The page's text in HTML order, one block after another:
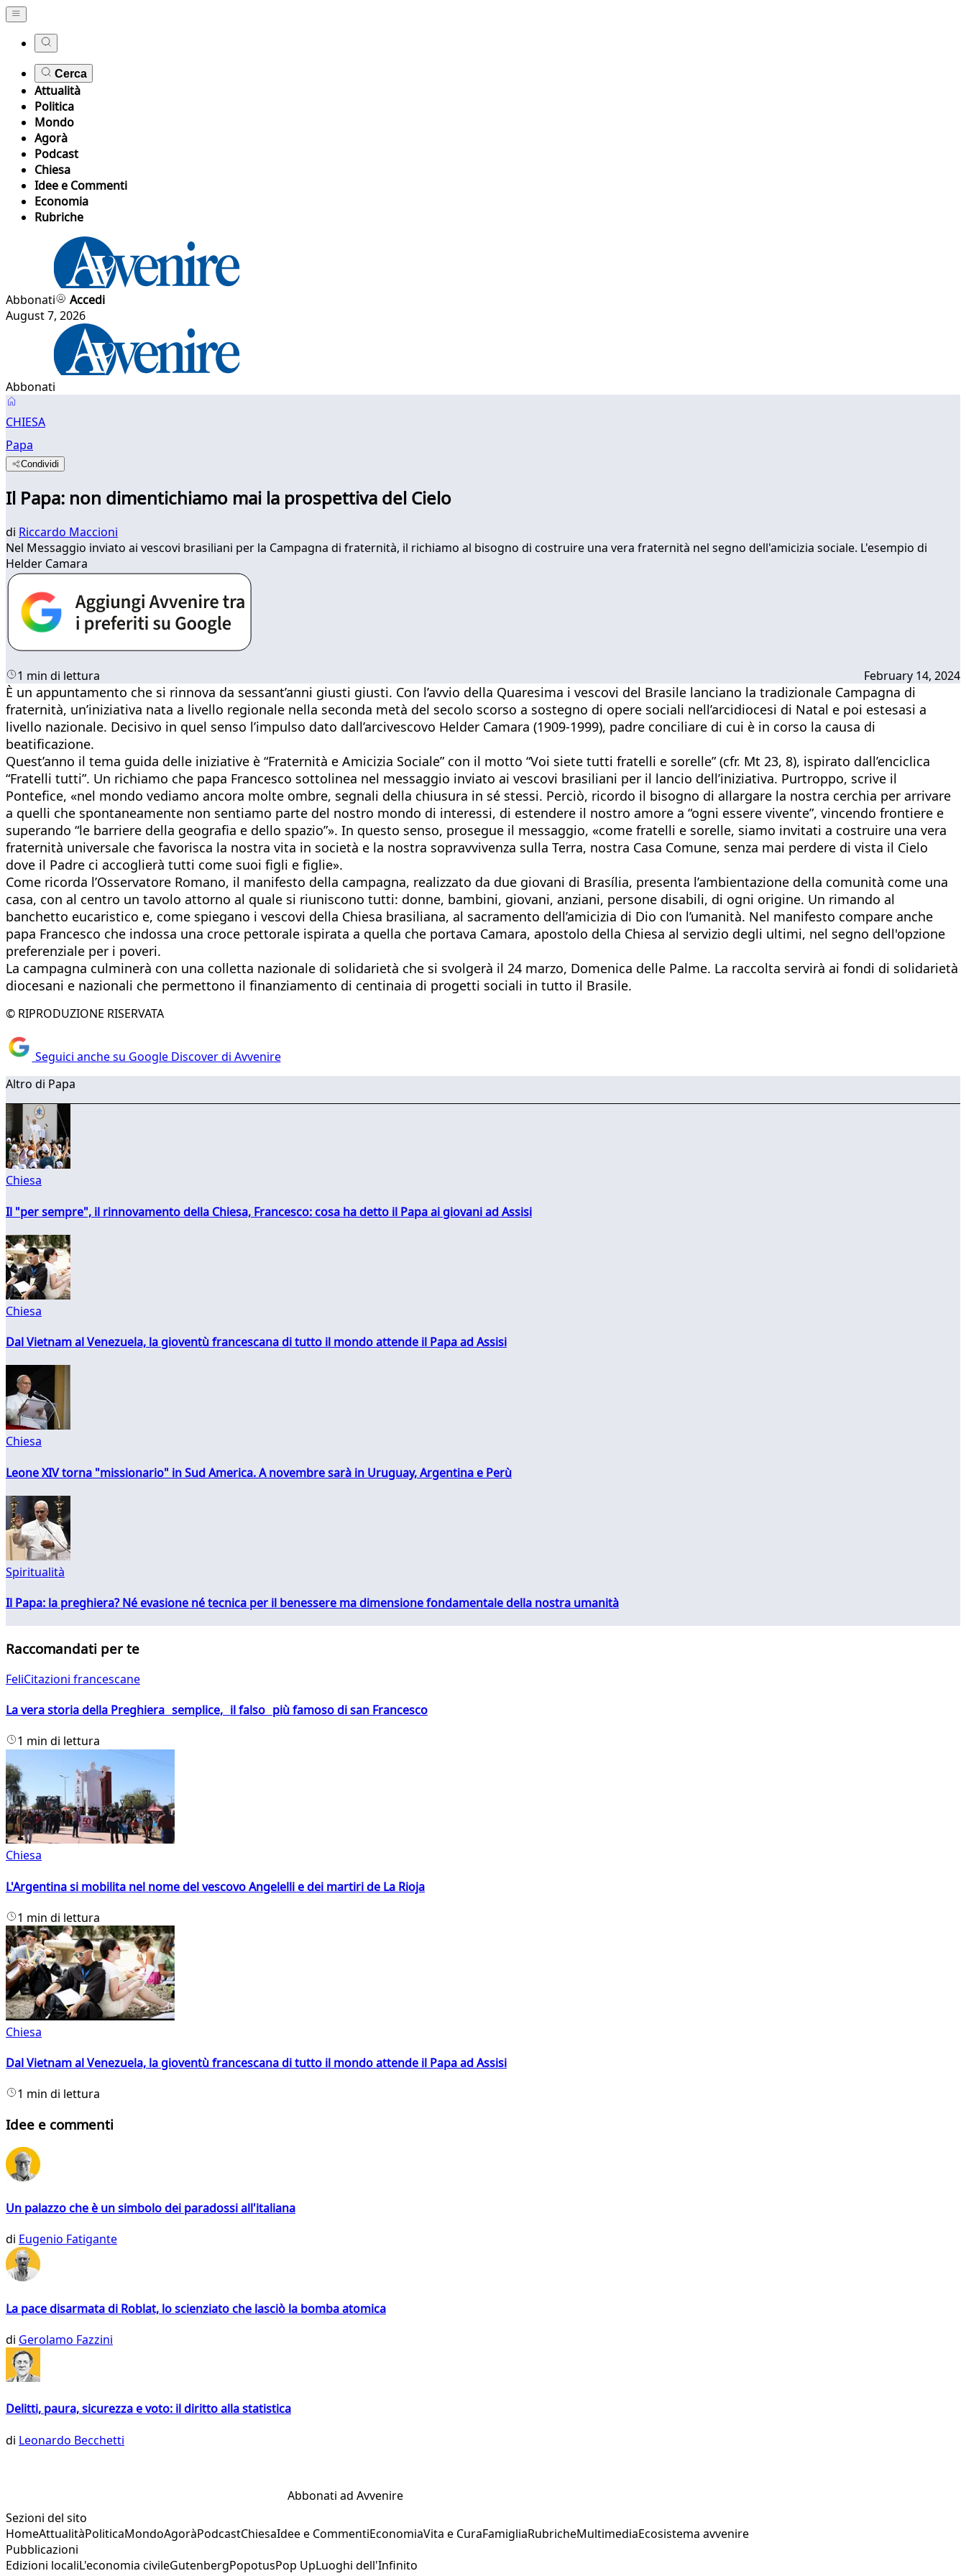
Cerca
Attualità
Politica
Mondo
Agorà
Podcast
Chiesa
Idee e Commenti
Economia
Rubriche
Abbonati
Accedi
August 7, 2026
Abbonati
CHIESA
Papa
Condividi
Il Papa: non dimentichiamo mai la prospettiva del Cielo
di Riccardo Maccioni
Nel Messaggio inviato ai vescovi brasiliani per la Campagna di fraternità, il richiamo al bisogno di costruire una vera fraternità nel segno dell'amicizia sociale. L'esempio di
Helder Camara
1 min di lettura February 14, 2024
È un appuntamento che si rinnova da sessant’anni giusti giusti. Con l’avvio della Quaresima i vescovi del Brasile lanciano la tradizionale Campagna di
fraternità, un’iniziativa nata a livello regionale nella seconda metà del secolo scorso a sostegno di opere sociali nell’arcidiocesi di Natal e poi estesasi a
livello nazionale. Decisivo in quel senso l’impulso dato dall’arcivescovo Helder Camara (1909-1999), padre conciliare di cui è in corso la causa di
beatificazione.
Quest’anno il tema guida delle iniziative è “Fraternità e Amicizia Sociale” con il motto “Voi siete tutti fratelli e sorelle” (cfr. Mt 23, 8), ispirato dall’enciclica
“Fratelli tutti”. Un richiamo che papa Francesco sottolinea nel messaggio inviato ai vescovi brasiliani per il lancio dell’iniziativa. Purtroppo, scrive il
Pontefice, «nel mondo vediamo ancora molte ombre, segnali della chiusura in sé stessi. Perciò, ricordo il bisogno di allargare la nostra cerchia per arrivare
a quelli che spontaneamente non sentiamo parte del nostro mondo di interessi, di estendere il nostro amore a “ogni essere vivente”, vincendo frontiere e
superando “le barriere della geografia e dello spazio”». In questo senso, prosegue il messaggio, «come fratelli e sorelle, siamo invitati a costruire una vera
fraternità universale che favorisca la nostra vita in società e la nostra sopravvivenza sulla Terra, nostra Casa Comune, senza mai perdere di vista il Cielo
dove il Padre ci accoglierà tutti come suoi figli e figlie».
Come ricorda l’Osservatore Romano, il manifesto della campagna, realizzato da due giovani di Brasília, presenta l’ambientazione della comunità come una
casa, con al centro un tavolo attorno al quale si riuniscono tutti: donne, bambini, giovani, anziani, persone disabili, di ogni origine. Un rimando al
banchetto eucaristico e, come spiegano i vescovi della Chiesa brasiliana, al sacramento dell’amicizia di Dio con l’umanità. Nel manifesto compare anche
papa Francesco che indossa una croce pettorale ispirata a quella che portava Camara, apostolo della Chiesa al servizio degli ultimi, nel segno dell'opzione
preferenziale per i poveri.
La campagna culminerà con una colletta nazionale di solidarietà che si svolgerà il 24 marzo, Domenica delle Palme. La raccolta servirà ai fondi di solidarietà
diocesani e nazionali che permettono il finanziamento di centinaia di progetti sociali in tutto il Brasile.
© RIPRODUZIONE RISERVATA
Seguici anche su Google Discover di Avvenire
Altro di Papa
Chiesa
Il "per sempre", il rinnovamento della Chiesa, Francesco: cosa ha detto il Papa ai giovani ad Assisi
Chiesa
Dal Vietnam al Venezuela, la gioventù francescana di tutto il mondo attende il Papa ad Assisi
Chiesa
Leone XIV torna "missionario" in Sud America. A novembre sarà in Uruguay, Argentina e Perù
Spiritualità
Il Papa: la preghiera? Né evasione né tecnica per il benessere ma dimensione fondamentale della nostra umanità
Raccomandati per te
FeliCitazioni francescane
La vera storia della Preghiera semplice, il falso più famoso di san Francesco
1 min di lettura
Chiesa
L'Argentina si mobilita nel nome del vescovo Angelelli e dei martiri de La Rioja
1 min di lettura
Chiesa
Dal Vietnam al Venezuela, la gioventù francescana di tutto il mondo attende il Papa ad Assisi
1 min di lettura
Idee e commenti
Un palazzo che è un simbolo dei paradossi all'italiana
di Eugenio Fatigante
La pace disarmata di Roblat, lo scienziato che lasciò la bomba atomica
di Gerolamo Fazzini
Delitti, paura, sicurezza e voto: il diritto alla statistica
di Leonardo Becchetti
Abbonati ad Avvenire
Sezioni del sito
HomeAttualitàPoliticaMondoAgoràPodcastChiesaIdee e CommentiEconomiaVita e CuraFamigliaRubricheMultimediaEcosistema avvenire
Pubblicazioni
Edizioni localiL'economia civileGutenbergPopotusPop UpLuoghi dell'Infinito